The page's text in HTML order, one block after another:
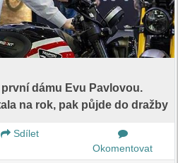
dámu Evu Pavlovou.
na rok, pak půjde do dražby
Sdílet
Okomentovat